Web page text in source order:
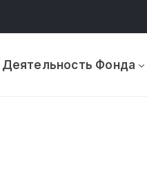
Деятельность Фонда